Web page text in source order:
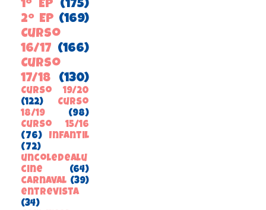
1º EP
(175)
2º EP (169)
Curso
16/17 (166)
Curso
17/18
(130)
Curso 19/20
(122)
Curso
18/19
(98)
Curso 15/16
(76)
Infantil
(72)
uncoledealu
cine
(64)
carnaval (39)
entrevista
(34)